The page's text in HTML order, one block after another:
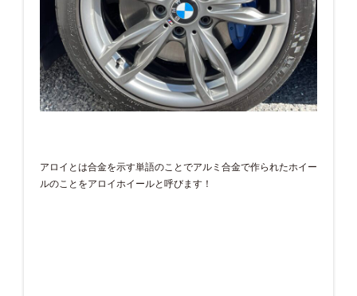
アロイとは合金を示す単語のことでアルミ合金で作られたホイー
ルのことをアロイホイールと呼びます！